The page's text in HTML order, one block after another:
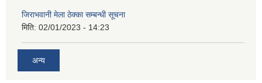
जिराभवानी मेला ठेक्का सम्बन्धी सूचना
मिति: 02/01/2023 - 14:23
अन्य